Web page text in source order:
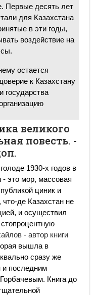
Первые десять лет
для Казахстана
в эти годы,
воздействие на
остается
к Казахстану
государства
великого
повесть. -
1930-х годов в
- это мор, массовая
циник и
де Казахстан не
и осуществил
- автор книги
вышла в
сразу же
последним
Книга до